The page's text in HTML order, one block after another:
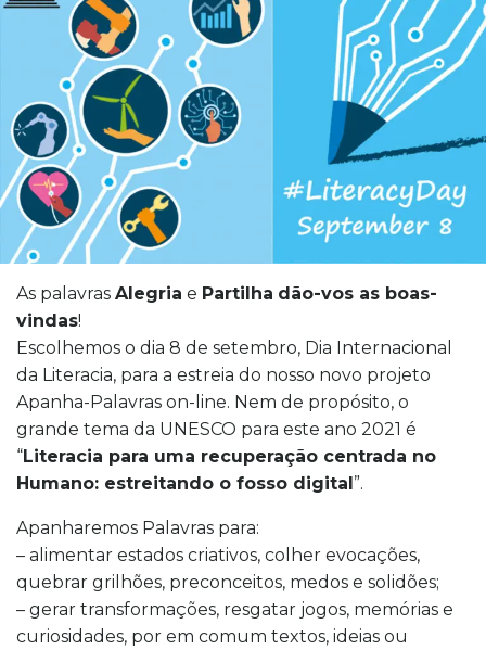
As palavras Alegria e Partilha dão-vos as boas-
vindas!
Escolhemos o dia 8 de setembro, Dia Internacional
da Literacia, para a estreia do nosso novo projeto
Apanha-Palavras on-line. Nem de propósito, o
grande tema da UNESCO para este ano 2021 é
“Literacia para uma recuperação centrada no
Humano: estreitando o fosso digital”.
Apanharemos Palavras para:
– alimentar estados criativos, colher evocações,
quebrar grilhões, preconceitos, medos e solidões;
– gerar transformações, resgatar jogos, memórias e
curiosidades, por em comum textos, ideias ou